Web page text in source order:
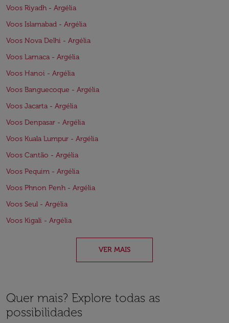
Voos Riyadh - Argélia
Voos Islamabad - Argélia
Voos Nova Delhi - Argélia
Voos Larnaca - Argélia
Voos Hanoi - Argélia
Voos Banguecoque - Argélia
Voos Jacarta - Argélia
Voos Denpasar - Argélia
Voos Kuala Lumpur - Argélia
Voos Cantão - Argélia
Voos Pequim - Argélia
Voos Phnon Penh - Argélia
Voos Seul - Argélia
Voos Kigali - Argélia
VER MAIS
Quer mais? Explore todas as
possibilidades